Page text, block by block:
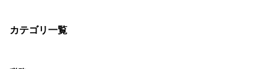
カテゴリ一覧